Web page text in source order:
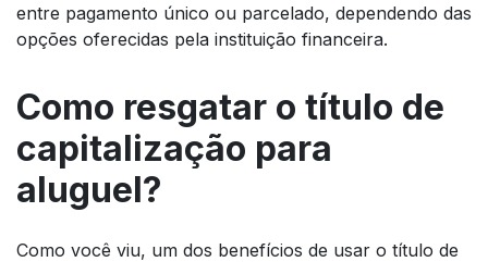
entre pagamento único ou parcelado, dependendo das
opções oferecidas pela instituição financeira.
Como resgatar o título de
capitalização para
aluguel?
Como você viu, um dos benefícios de usar o título de